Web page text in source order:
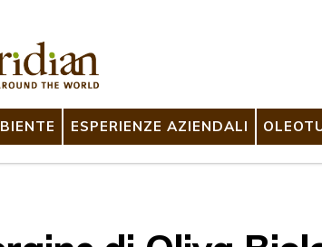
ESPERIENZE AZIENDALI